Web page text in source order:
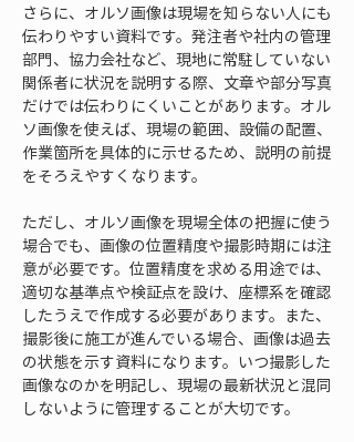
さらに、オルソ画像は現場を知らない人にも
伝わりやすい資料です。発注者や社内の管理
部門、協力会社など、現地に常駐していない
関係者に状況を説明する際、文章や部分写真
だけでは伝わりにくいことがあります。オル
ソ画像を使えば、現場の範囲、設備の配置、
作業箇所を具体的に示せるため、説明の前提
をそろえやすくなります。
ただし、オルソ画像を現場全体の把握に使う
場合でも、画像の位置精度や撮影時期には注
意が必要です。位置精度を求める用途では、
適切な基準点や検証点を設け、座標系を確認
したうえで作成する必要があります。また、
撮影後に施工が進んでいる場合、画像は過去
の状態を示す資料になります。いつ撮影した
画像なのかを明記し、現場の最新状況と混同
しないように管理することが大切です。